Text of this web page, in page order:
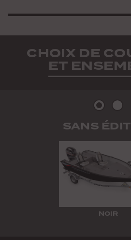
CHOIX DE
ET
2
3
SANS
NOIR